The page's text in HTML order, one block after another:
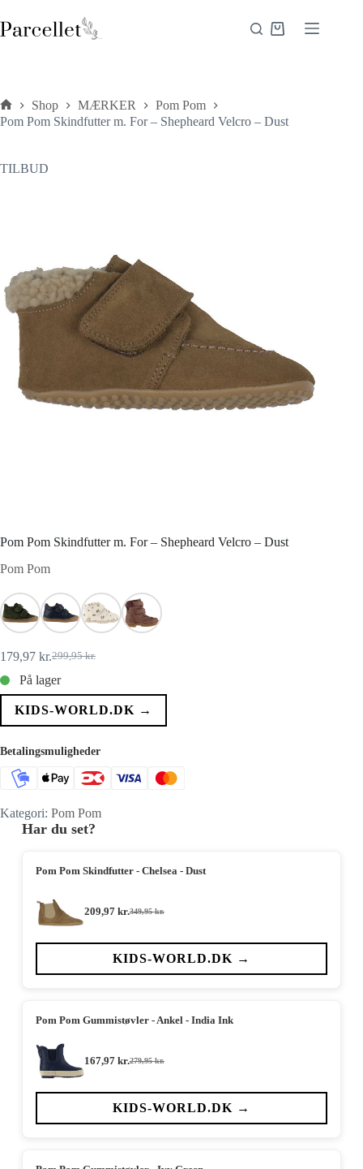
til
indhold
Indkøbskurv
Forside
Shop MÆRKER
Pom Pom
Pom Pom Skindfutter m. For – Shepheard Velcro – Dust
TILBUD
Pom Pom Skindfutter m. For – Shepheard Velcro – Dust
Pom Pom
299,95kr.
Den
oprindelige
pris
var:
179,97 kr.Den
aktuelle
pris
er:
På lager
KIDS-WORLD.DK →
Betalingsmuligheder
Kategori: Pom Pom
Har du set?
Pom Pom Skindfutter - Chelsea - Dust
349,95kr.
Den
pris
var:
209,97 kr.Den
pris
er:
KIDS-WORLD.DK →
Pom Pom Gummistøvler - Ankel - India Ink
279,95kr.
Den
pris
var:
167,97 kr.Den
pris
er:
KIDS-WORLD.DK →